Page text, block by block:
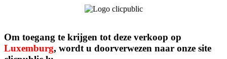
Om toegang te krijgen tot deze verkoop op
Luxemburg, wordt u doorverwezen naar onze site